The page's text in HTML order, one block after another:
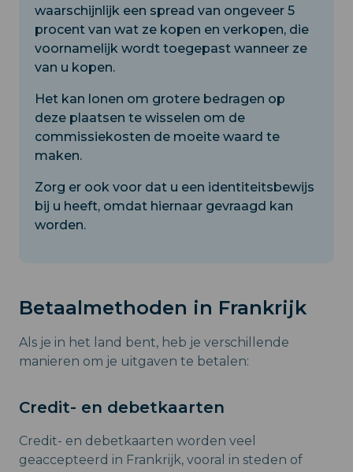
waarschijnlijk een spread van ongeveer 5
procent van wat ze kopen en verkopen, die
voornamelijk wordt toegepast wanneer ze
van u kopen.
Het kan lonen om grotere bedragen op
deze plaatsen te wisselen om de
commissiekosten de moeite waard te
maken.
Zorg er ook voor dat u een identiteitsbewijs
bij u heeft, omdat hiernaar gevraagd kan
worden.
Betaalmethoden in Frankrijk
Als je in het land bent, heb je verschillende
manieren om je uitgaven te betalen:
Credit- en debetkaarten
Credit- en debetkaarten worden veel
geaccepteerd in Frankrijk, vooral in steden of